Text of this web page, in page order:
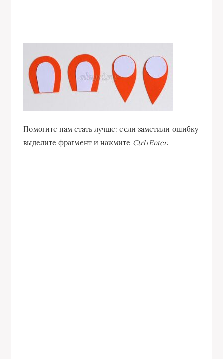
Помогите нам стать лучше: если заметили ошибку
выделите фрагмент и нажмите Ctrl+Enter.